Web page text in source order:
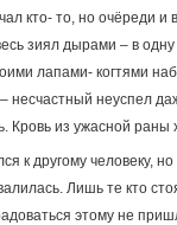
кто- то, но очёреди
зиял дырами – в
лапами- когтями
несчастный неуспел
Кровь из ужасной раны
к другому человеку, но
Лишь те кто
этому не